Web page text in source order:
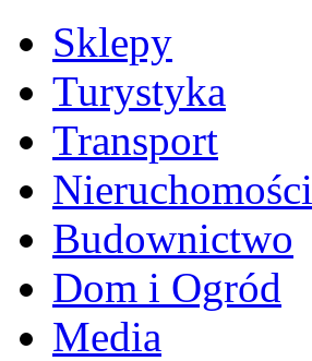
Sklepy
Turystyka
Transport
Nieruchomości
Budownictwo
Dom i Ogród
Media